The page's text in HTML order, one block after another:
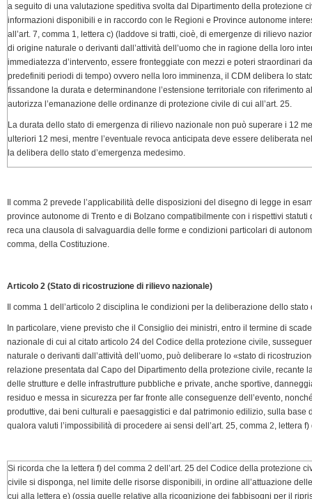
a seguito di una valutazione speditiva svolta dal Dipartimento della protezione
informazioni disponibili e in raccordo con le Regioni e Province autonome
all’art. 7, comma 1, lettera c) (laddove si tratti, cioè, di emergenze di rilievo
di origine naturale o derivanti dall’attività dell’uomo che in ragione della loro
immediatezza d’intervento, essere fronteggiate con mezzi e poteri straordinari
predefiniti periodi di tempo) ovvero nella loro imminenza, il CDM delibera lo
fissandone la durata e determinandone l’estensione territoriale con riferimento
autorizza l’emanazione delle ordinanze di protezione civile di cui all’art. 25.
La durata dello stato di emergenza di rilievo nazionale non può superare i 12
ulteriori 12 mesi, mentre l’eventuale revoca anticipata deve essere deliberata
la delibera dello stato d’emergenza medesimo.
Il comma 2 prevede l’applicabilità delle disposizioni del disegno di legge in
province autonome di Trento e di Bolzano compatibilmente con i rispettivi
reca una clausola di salvaguardia delle forme e condizioni particolari di
comma, della Costituzione.
Articolo 2 (Stato di ricostruzione di rilievo nazionale)
Il comma 1 dell’articolo 2 disciplina le condizioni per la deliberazione dello
In particolare, viene previsto che il Consiglio dei ministri, entro il termine di
nazionale di cui al citato articolo 24 del Codice della protezione civile,
naturale o derivanti dall’attività dell’uomo, può deliberare lo «stato di
relazione presentata dal Capo del Dipartimento della protezione civile, recante
delle strutture e delle infrastrutture pubbliche e private, anche sportive,
residuo e messa in sicurezza per far fronte alle conseguenze dell’evento,
produttive, dai beni culturali e paesaggistici e dal patrimonio edilizio, sulla base
qualora valuti l’impossibilità di procedere ai sensi dell’art. 25, comma 2, lettera
Si ricorda che la lettera f) del comma 2 dell’art. 25 del Codice della protezione
civile si disponga, nel limite delle risorse disponibili, in ordine all’attuazione
cui alla lettera e) (ossia quelle relative alla ricognizione dei fabbisogni per il